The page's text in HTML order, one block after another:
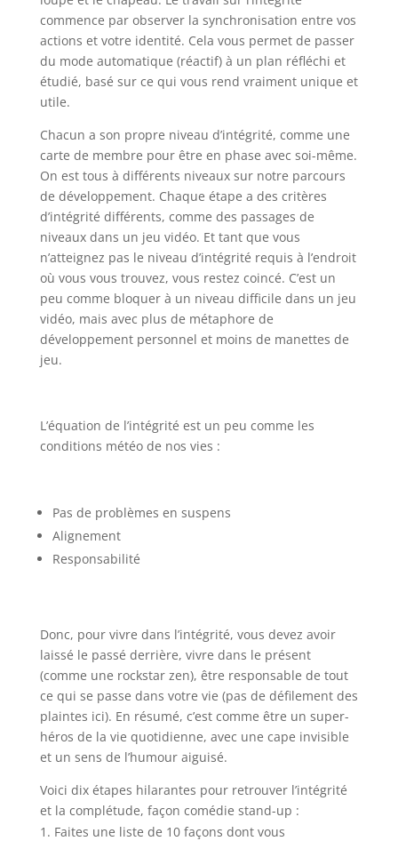
commence par observer la synchronisation entre vos
actions et votre identité. Cela vous permet de passer
du mode automatique (réactif) à un plan réfléchi et
étudié, basé sur ce qui vous rend vraiment unique et
utile.
Chacun a son propre niveau d’intégrité, comme une
carte de membre pour être en phase avec soi-même.
On est tous à différents niveaux sur notre parcours
de développement. Chaque étape a des critères
d’intégrité différents, comme des passages de
niveaux dans un jeu vidéo. Et tant que vous
n’atteignez pas le niveau d’intégrité requis à l’endroit
où vous vous trouvez, vous restez coincé. C’est un
peu comme bloquer à un niveau difficile dans un jeu
vidéo, mais avec plus de métaphore de
développement personnel et moins de manettes de
jeu.
L’équation de l’intégrité est un peu comme les
conditions météo de nos vies :
Pas de problèmes en suspens
Alignement
Responsabilité
Donc, pour vivre dans l’intégrité, vous devez avoir
laissé le passé derrière, vivre dans le présent
(comme une rockstar zen), être responsable de tout
ce qui se passe dans votre vie (pas de défilement des
plaintes ici). En résumé, c’est comme être un super-
héros de la vie quotidienne, avec une cape invisible
et un sens de l’humour aiguisé.
Voici dix étapes hilarantes pour retrouver l’intégrité
et la complétude, façon comédie stand-up :
Faites une liste de 10 façons dont vous